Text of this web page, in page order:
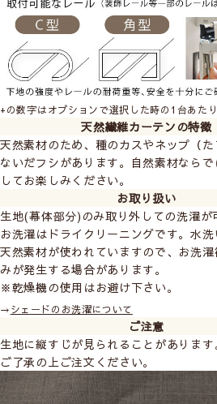
+の数字はオプションで選択した時の1台あた
天然繊維カーテンの特徴
天然素材のため、種のカスやネップ（た
ないだフシがあります。自然素材ならで
してお楽しみください。
お取り扱い
生地(幕体部分)のみ取り外しての洗濯が
お洗濯はドライクリーニングです。水
天然素材が使われていますので、お洗
みが発生する場合があります。
※乾燥機の使用はお避け下さい。
→シェードのお洗濯について
ご注意
生地に縦すじが見られることがあります
ご了承の上ご注文ください。